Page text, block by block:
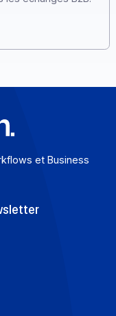
qui émet,
C’est tout
Workflows et